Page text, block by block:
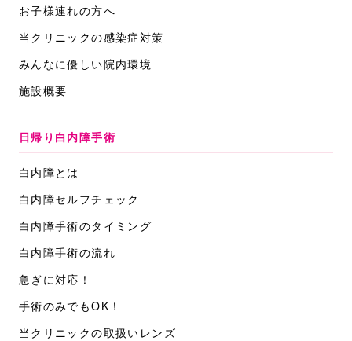
お子様連れの方へ
当クリニックの感染症対策
みんなに優しい院内環境
施設概要
日帰り白内障手術
白内障とは
白内障セルフチェック
白内障手術のタイミング
白内障手術の流れ
急ぎに対応！
手術のみでもOK！
当クリニックの取扱いレンズ